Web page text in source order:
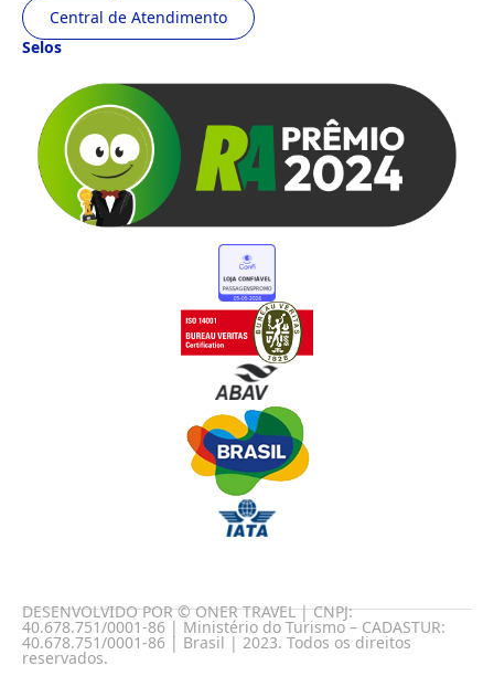
Central de Atendimento
Selos
DESENVOLVIDO POR © ONER TRAVEL | CNPJ:
40.678.751/0001-86 | Ministério do Turismo – CADASTUR:
40.678.751/0001-86 | Brasil | 2023. Todos os direitos
reservados.